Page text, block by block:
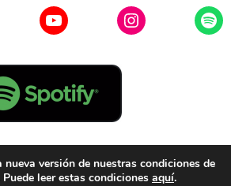
YouTubeInstagram
versión de nuestras condiciones de
leer estas condiciones aquí.